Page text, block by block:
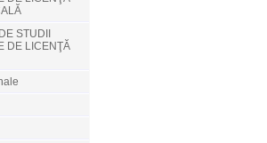
STUDII
DE LICENŢĂ